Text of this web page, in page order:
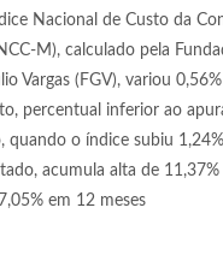
Nacional de Custo da
M), calculado pela
Vargas (FGV), variou
percentual inferior ao
quando o índice subiu
acumula alta de
em 12 meses